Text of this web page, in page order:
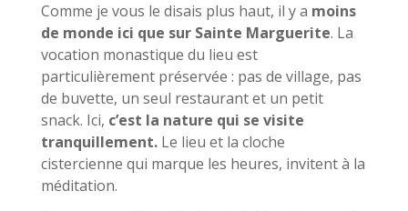
Comme je vous le disais plus haut, il y a moins
de monde ici que sur Sainte Marguerite. La
vocation monastique du lieu est
particulièrement préservée : pas de village, pas
de buvette, un seul restaurant et un petit
snack. Ici, c’est la nature qui se visite
tranquillement.Le lieu et la cloche
cistercienne qui marque les heures, invitent à la
méditation.